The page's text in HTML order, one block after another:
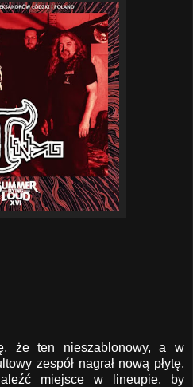
że ten nieszablonowy, a w
zespół nagrał nową płytę,
miejsce w lineupie, by